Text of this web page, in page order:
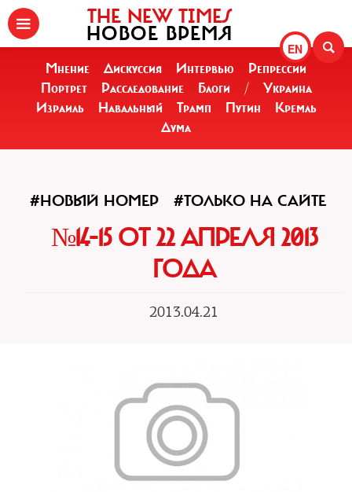
EN
THE NEW TIMES
НОВОЕ ВРЕМЯ
Мнение Дискуссия Интервью
Репрессии
Портрет
Расследование Блоги /
Украина
Израиль
Навальный Трамп Путин
Кремль
Дума
#НОВЫЙ НОМЕР #ТОЛЬКО НА САЙТЕ
№14-15 ОТ 22 АПРЕЛЯ 2013
ГОДА
2013.04.21